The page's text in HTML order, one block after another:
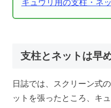
キュウリ用の支柱・ネ
支柱とネットは早
日誌では、スクリーン式
ットを張ったところ、キ